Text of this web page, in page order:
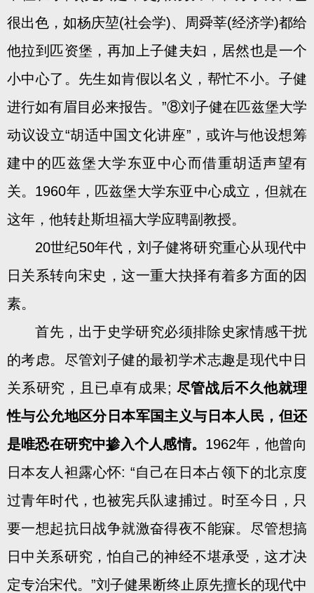
很出色，如杨庆堃(社会学)、周舜莘(经济学)都给
他拉到匹资堡，再加上子健夫妇，居然也是一个
小中心了。先生如肯假以名义，帮忙不小。子健
进行如有眉目必来报告。”⑧刘子健在匹兹堡大学
动议设立“胡适中国文化讲座”，或许与他设想筹
建中的匹兹堡大学东亚中心而借重胡适声望有
关。1960年，匹兹堡大学东亚中心成立，但就在
这年，他转赴斯坦福大学应聘副教授。
20世纪50年代，刘子健将研究重心从现代中
日关系转向宋史，这一重大抉择有着多方面的因
素。
首先，出于史学研究必须排除史家情感干扰
的考虑。尽管刘子健的最初学术志趣是现代中日
关系研究，且已卓有成果; 尽管战后不久他就理
性与公允地区分日本军国主义与日本人民，但还
是唯恐在研究中掺入个人感情。 1962年，他曾向
日本友人袒露心怀: “自己在日本占领下的北京度
过青年时代，也被宪兵队逮捕过。时至今日，只
要一想起抗日战争就激奋得夜不能寐。尽管想搞
日中关系研究，怕自己的神经不堪承受，这才决
定专治宋代。”刘子健果断终止原先擅长的现代中